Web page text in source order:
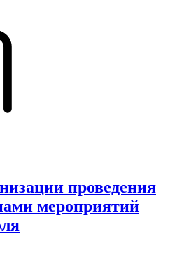
проведения
мероприятий